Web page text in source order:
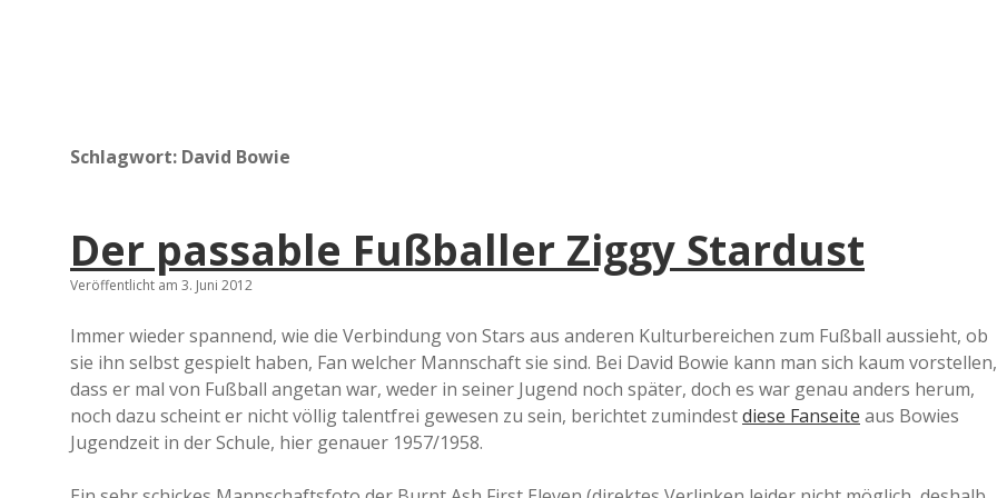
a
d
e
Schlagwort: David Bowie
Der passable Fußballer Ziggy Stardust
Veröffentlicht am 3. Juni 2012
Immer wieder spannend, wie die Verbindung von Stars aus anderen Kulturbereichen zum Fußball aussieht, ob
sie ihn selbst gespielt haben, Fan welcher Mannschaft sie sind. Bei David Bowie kann man sich kaum vorstellen,
dass er mal von Fußball angetan war, weder in seiner Jugend noch später, doch es war genau anders herum,
noch dazu scheint er nicht völlig talentfrei gewesen zu sein, berichtet zumindestdiese Fanseite aus Bowies
Jugendzeit in der Schule, hier genauer 1957/1958.